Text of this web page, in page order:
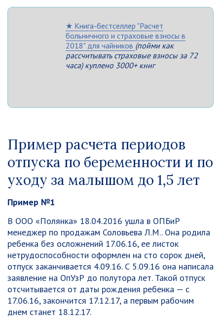
★ Книга-бестселлер "Расчет
больничного и страховые взносы в
2018" для чайников (пойми как
рассчитывать страховые взносы за 72
часа) куплено 3000+ книг
Пример расчета периодов
отпуска по беременности и по
уходу за малышом до 1,5 лет
Пример №1
В ООО «Полянка» 18.04.2016 ушла в ОПБиР
менеджер по продажам Соловьева Л.М.. Она родила
ребенка без осложнений 17.06.16, ее листок
нетрудоспособности оформлен на сто сорок дней,
отпуск заканчивается 4.09.16. С 5.09.16 она написала
заявление на ОпУзР до полутора лет. Такой отпуск
отсчитывается от даты рождения ребенка — с
17.06.16, закончится 17.12.17, а первым рабочим
днем станет 18.12.17.